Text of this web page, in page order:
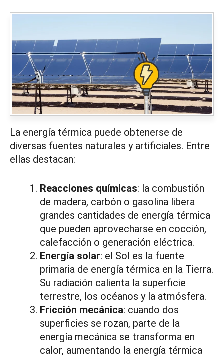
La energía térmica puede obtenerse de
diversas fuentes naturales y artificiales. Entre
ellas destacan:
Reacciones químicas: la combustión
de madera, carbón o gasolina libera
grandes cantidades de energía térmica
que pueden aprovecharse en cocción,
calefacción o generación eléctrica.
Energía solar: el Sol es la fuente
primaria de energía térmica en la Tierra.
Su radiación calienta la superficie
terrestre, los océanos y la atmósfera.
Fricción mecánica: cuando dos
superficies se rozan, parte de la
energía mecánica se transforma en
calor, aumentando la energía térmica